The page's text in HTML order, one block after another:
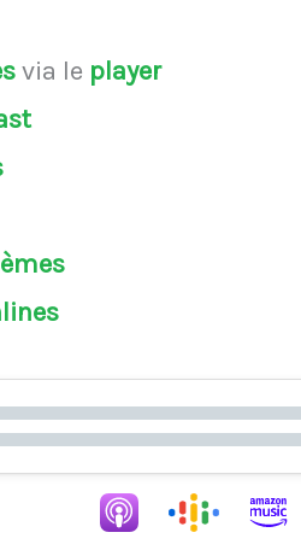
via le player